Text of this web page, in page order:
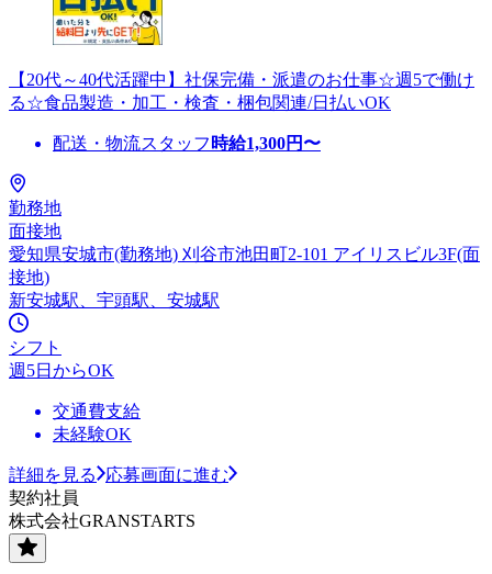
【20代～40代活躍中】社保完備・派遣のお仕事☆週5で働け
る☆食品製造・加工・検査・梱包関連/日払いOK
配送・物流スタッフ 時給1,300円〜
勤務地
面接地
愛知県安城市(勤務地) 刈谷市池田町2-101 アイリスビル3F(面
接地)
新安城駅、宇頭駅、安城駅
シフト
週5日からOK
交通費支給
未経験OK
詳細を見る
応募画面に進む
契約社員
株式会社GRANSTARTS